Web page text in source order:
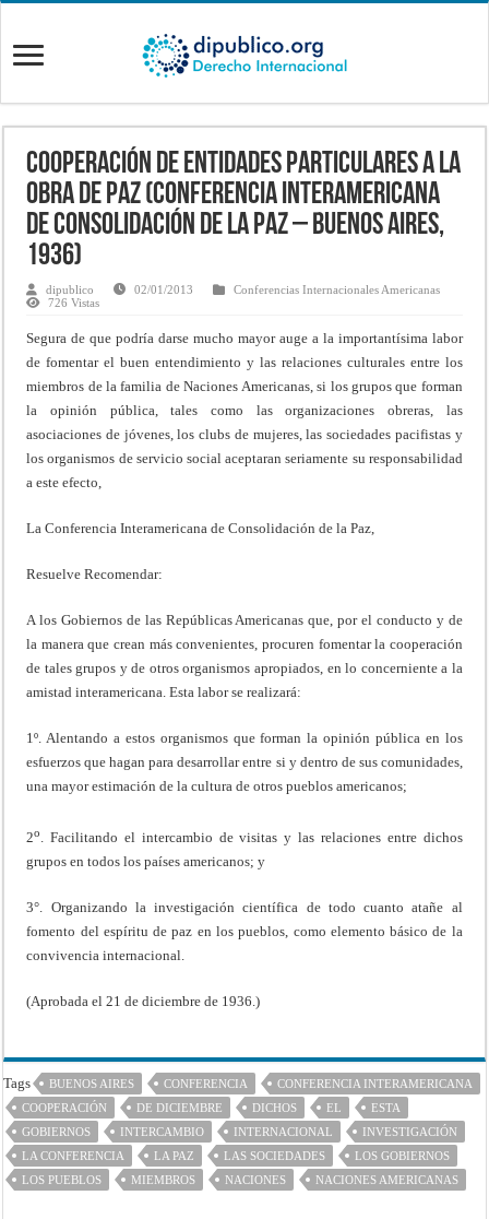
Cooperación de entidades particulares a la
obra de paz (Conferencia Interamericana
de Consolidación de la Paz – BUENOS AIRES,
1936)
dipublico 02/01/2013
Conferencias Internacionales Americanas
726 Vistas
Segura de que podría darse mucho mayor auge a la importantísima labor
de fomentar el buen entendimiento y las relaciones culturales entre los
miembros de la familia de Naciones Americanas, si los grupos que forman
la opinión pública, tales como las organizaciones obreras, las
asociaciones de jóvenes, los clubs de mujeres, las sociedades pacifistas y
los organismos de servicio social aceptaran seriamente su responsabilidad
a este efecto,
La Conferencia Interamericana de Consolidación de la Paz,
Resuelve Recomendar:
A los Gobiernos de las Repúblicas Americanas que, por el conducto y de
la manera que crean más convenientes, procuren fomentar la cooperación
de tales grupos y de otros organismos apropiados, en lo concerniente a la
amistad interamericana. Esta labor se realizará:
1º. Alentando a estos organismos que forman la opinión pública en los
esfuerzos que hagan para desarrollar entre si y dentro de sus comunidades,
una mayor estimación de la cultura de otros pueblos americanos;
2o. Facilitando el intercambio de visitas y las relaciones entre dichos
grupos en todos los países americanos; y
3°. Organizando la investigación científica de todo cuanto atañe al
fomento del espíritu de paz en los pueblos, como elemento básico de la
convivencia internacional.
(Aprobada el 21 de diciembre de 1936.)
Tags BUENOS AIRES CONFERENCIA
CONFERENCIA INTERAMERICANA
COOPERACIÓN
DE DICIEMBRE DICHOS EL
ESTA
GOBIERNOS
INTERCAMBIO INTERNACIONAL
INVESTIGACIÓN
LA CONFERENCIA
LA PAZ LAS SOCIEDADES
LOS GOBIERNOS
LOS PUEBLOS
MIEMBROS NACIONES NACIONES AMERICANAS